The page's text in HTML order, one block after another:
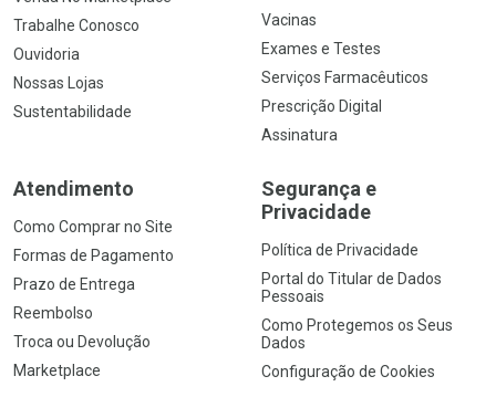
Trabalhe Conosco
Ouvidoria
Nossas Lojas
Sustentabilidade
Vacinas
Exames e Testes
Serviços Farmacêuticos
Prescrição Digital
Assinatura
Atendimento
Como Comprar no Site
Formas de Pagamento
Prazo de Entrega
Reembolso
Troca ou Devolução
Marketplace
Segurança e
Privacidade
Política de Privacidade
Portal do Titular de Dados
Pessoais
Como Protegemos os Seus
Dados
Configuração de Cookies